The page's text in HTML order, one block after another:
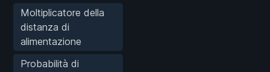
Moltiplicatore della
distanza di
alimentazione
Probabilità di